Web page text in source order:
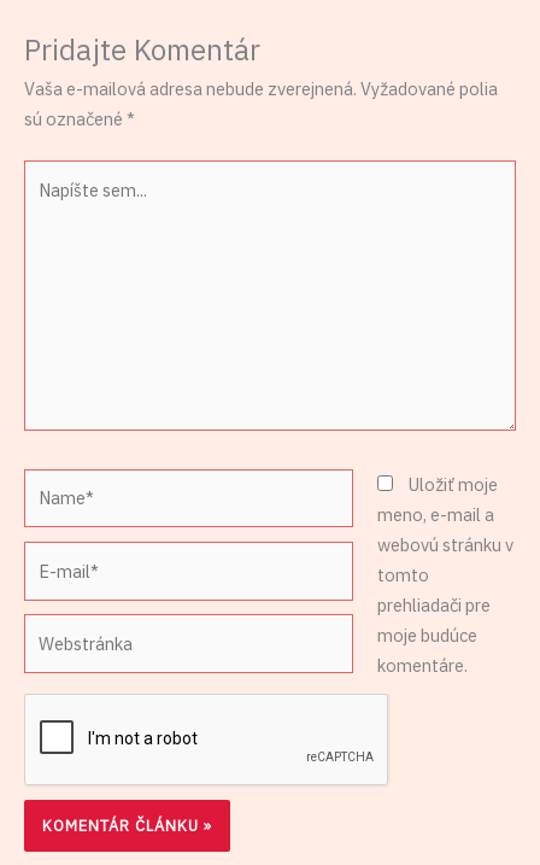
Pridajte Komentár
Vaša e-mailová adresa nebude zverejnená. Vyžadované polia
sú označené *
sem...
mail*
Uložiť moje
meno, e-mail a
webovú stránku v
tomto
prehliadači pre
moje budúce
komentáre.